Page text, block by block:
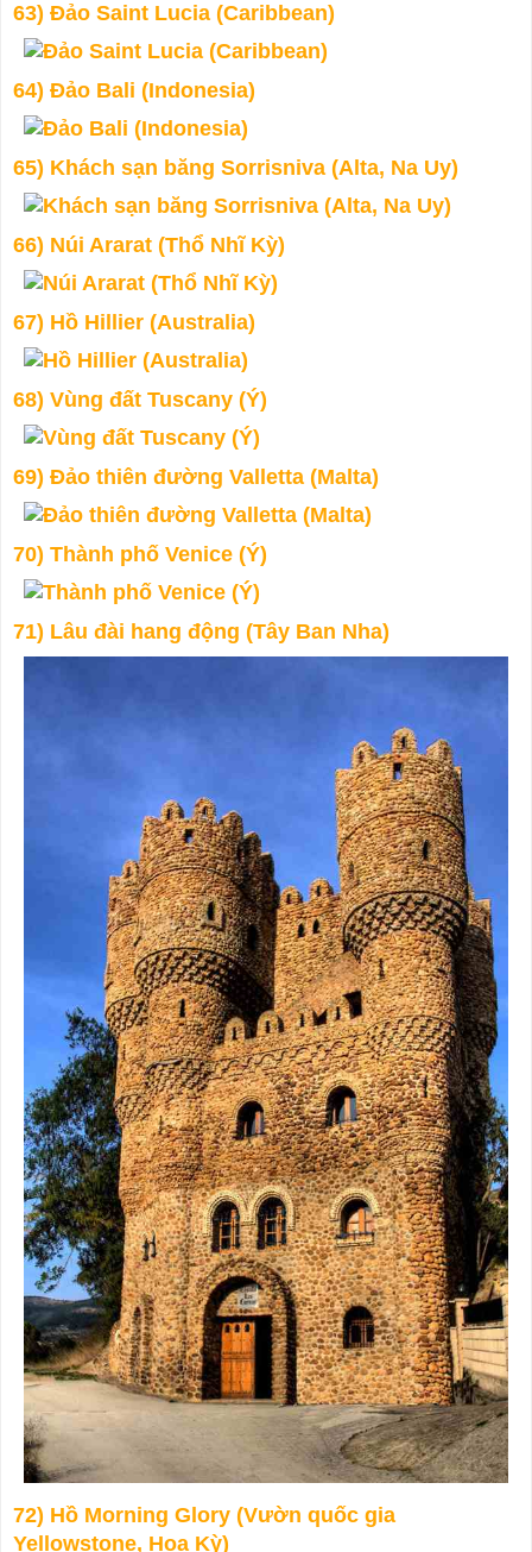
63) Đảo Saint Lucia (Caribbean)
64) Đảo Bali (Indonesia)
65) Khách sạn băng Sorrisniva (Alta, Na Uy)
66) Núi Ararat (Thổ Nhĩ Kỳ)
67) Hồ Hillier (Australia)
68) Vùng đất Tuscany (Ý)
69) Đảo thiên đường Valletta (Malta)
70) Thành phố Venice (Ý)
71) Lâu đài hang động (Tây Ban Nha)
72) Hồ Morning Glory (Vườn quốc gia
Yellowstone, Hoa Kỳ)